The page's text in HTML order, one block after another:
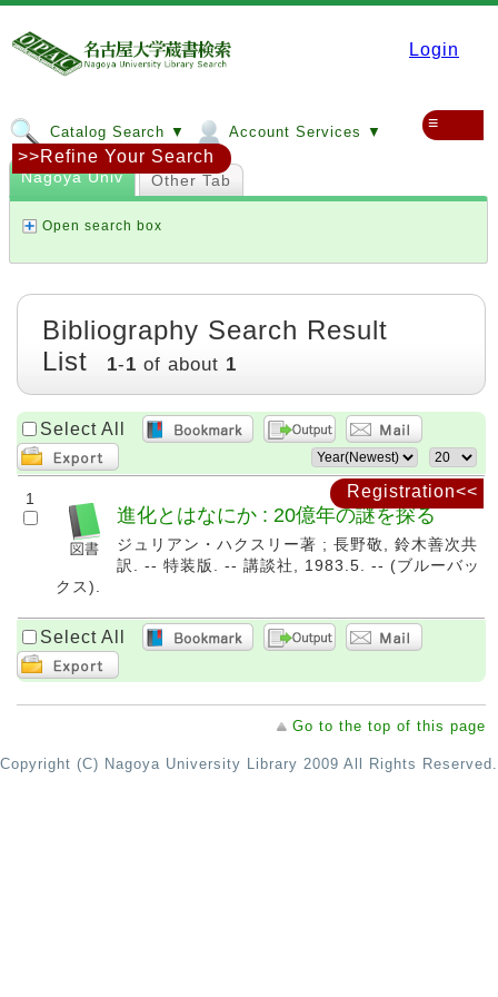
Login
Catalog Search ▼ Account Services ▼ ≡
Registration<<
Nagoya Univ Other Tab
Open search box
>>Refine Your Search
Bibliography Search Result
List
1-1 of about 1
Select All
1
進化とはなにか : 20億年の謎を探る
ジュリアン・ハクスリー著 ; 長野敬, 鈴木善次共
訳. -- 特装版. -- 講談社, 1983.5. -- (ブルーバッ
クス).
Select All
Go to the top of this page
Copyright (C) Nagoya University Library 2009 All Rights Reserved.